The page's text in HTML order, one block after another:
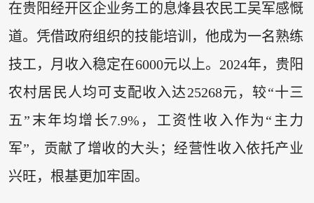
在贵阳经开区企业务工的息烽县农民工吴军感慨
道。凭借政府组织的技能培训，他成为一名熟练
技工，月收入稳定在6000元以上。2024年，贵阳
农村居民人均可支配收入达25268元，较“十三
五”末年均增长7.9%，工资性收入作为“主力
军”，贡献了增收的大头；经营性收入依托产业
兴旺，根基更加牢固。